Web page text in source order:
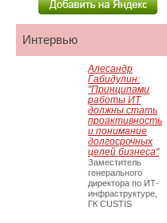
Интервью
Алесандр
Габидулин:
"Принципами
работы ИТ
должны стать
проактивность
и понимание
долгосрочных
целей бизнеса"
Заместитель
генерального
директора по ИТ-
инфраструктуре,
ГК CUSTIS